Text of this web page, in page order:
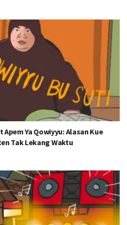
Ya Qowiyyu: Alasan Kue
Tak Lekang Waktu